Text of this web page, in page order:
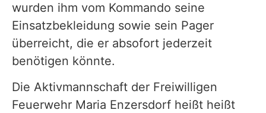
wurden ihm vom Kommando seine
Einsatzbekleidung sowie sein Pager
überreicht, die er absofort jederzeit
benötigen könnte.
Die Aktivmannschaft der Freiwilligen
Feuerwehr Maria Enzersdorf heißt heißt